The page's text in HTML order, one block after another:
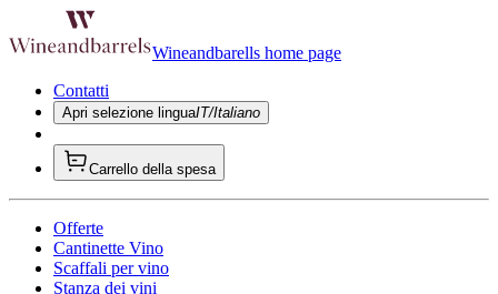
Wineandbarells home page
Contatti
Apri selezione linguaIT/Italiano
Carrello della spesa
Offerte
Cantinette Vino
Scaffali per vino
Stanza dei vini